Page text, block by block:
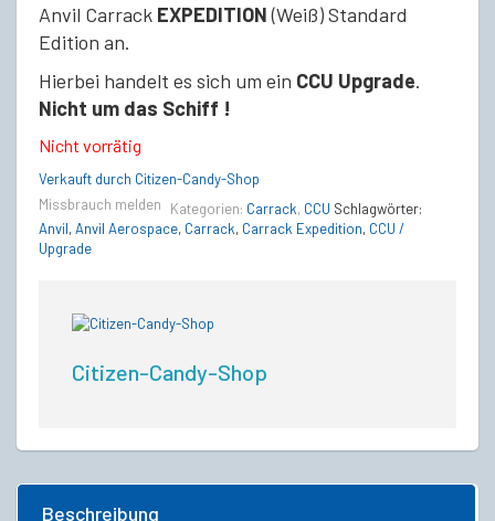
Anvil Carrack EXPEDITION(Weiß) Standard
Edition an.
Hierbei handelt es sich um ein CCU Upgrade.
Nicht um das Schiff !
Nicht vorrätig
Verkauft durch Citizen-Candy-Shop
Missbrauch melden
Kategorien: Carrack, CCU Schlagwörter:
Anvil,Anvil Aerospace, Carrack, Carrack Expedition, CCU /
Upgrade
Citizen-Candy-Shop
Beschreibung